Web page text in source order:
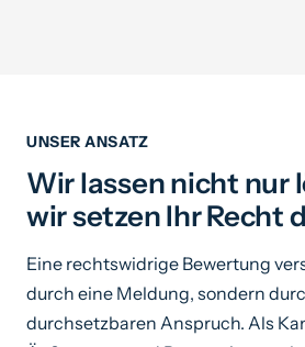
UNSER ANSATZ
Wir lassen nicht nur
wir setzen Ihr Recht
Eine rechtswidrige Bewertung
durch eine Meldung, sondern
durchsetzbaren Anspruch. Als